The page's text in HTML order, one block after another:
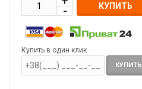
КУПИТЬ
Купить в один клик
КУПИТЬ